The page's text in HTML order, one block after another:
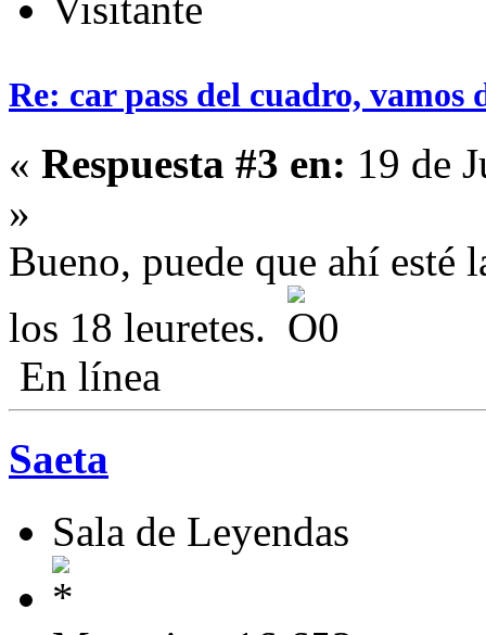
Re: car pass del cuadro, vamos
« Respuesta #3 en: 19 de
»
Bueno, puede que ahí esté
los 18 leuretes.
En línea
Saeta
Sala de Leyendas